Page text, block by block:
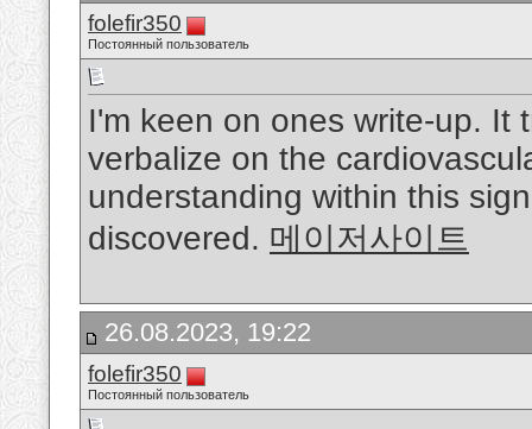
folefir350
Постоянный пользователь
I'm keen on ones write-up. It
verbalize on the
understanding within this
discovered. 메이저사이트
26.08.2023, 19:22
folefir350
Постоянный пользователь